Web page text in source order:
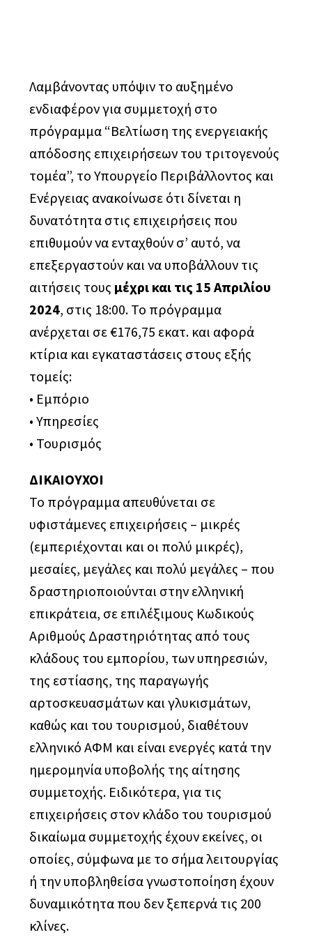
Λαμβάνοντας υπόψιν το αυξημένο
ενδιαφέρον για συμμετοχή στο
πρόγραμμα “Βελτίωση της ενεργειακής
απόδοσης επιχειρήσεων του τριτογενούς
τομέα”, το Υπουργείο Περιβάλλοντος και
Ενέργειας ανακοίνωσε ότι δίνεται η
δυνατότητα στις επιχειρήσεις που
επιθυμούν να ενταχθούν σ’ αυτό, να
επεξεργαστούν και να υποβάλλουν τις
αιτήσεις τους μέχρι και τις 15 Απριλίου
2024, στις 18:00. Το πρόγραμμα
ανέρχεται σε €176,75 εκατ. και αφορά
κτίρια και εγκαταστάσεις στους εξής
τομείς:
• Εμπόριο
• Υπηρεσίες
• Τουρισμός
ΔΙΚΑΙΟΥΧΟΙ
Το πρόγραμμα απευθύνεται σε
υφιστάμενες επιχειρήσεις – μικρές
(εμπεριέχονται και οι πολύ μικρές),
μεσαίες, μεγάλες και πολύ μεγάλες – που
δραστηριοποιούνται στην ελληνική
επικράτεια, σε επιλέξιμους Κωδικούς
Αριθμούς Δραστηριότητας από τους
κλάδους του εμπορίου, των υπηρεσιών,
της εστίασης, της παραγωγής
αρτοσκευασμάτων και γλυκισμάτων,
καθώς και του τουρισμού, διαθέτουν
ελληνικό ΑΦΜ και είναι ενεργές κατά την
ημερομηνία υποβολής της αίτησης
συμμετοχής. Ειδικότερα, για τις
επιχειρήσεις στον κλάδο του τουρισμού
δικαίωμα συμμετοχής έχουν εκείνες, οι
οποίες, σύμφωνα με το σήμα λειτουργίας
ή την υποβληθείσα γνωστοποίηση έχουν
δυναμικότητα που δεν ξεπερνά τις 200
κλίνες.